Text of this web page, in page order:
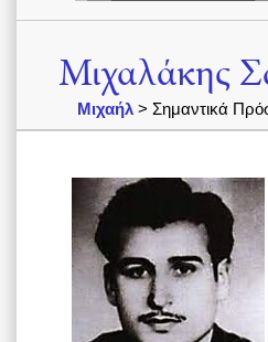
Μιχαλάκης
Μιχαήλ > Σημαντικά